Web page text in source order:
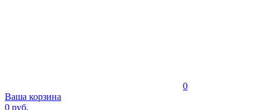
0
Ваша корзина
0 руб.